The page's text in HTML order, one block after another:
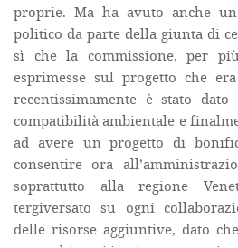
proprie. Ma ha avuto anche
politico da parte della giunta di
sì che la commissione, per
esprimesse sul progetto che
recentissimamente è stato
compatibilità ambientale e
ad avere un progetto di
consentire ora
soprattutto alla regione
tergiversato su ogni
delle risorse aggiuntive, dato